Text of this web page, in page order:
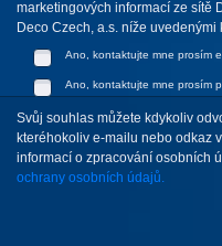
marketingových informací ze sítě
Deco Czech, a.s. níže uvedenými
Ano, kontaktujte mne prosím
Ano, kontaktujte mne prosím
Svůj souhlas můžete kdykoliv
kteréhokoliv e-mailu nebo odkaz
informací o zpracování osobních
ochrany osobních údajů.